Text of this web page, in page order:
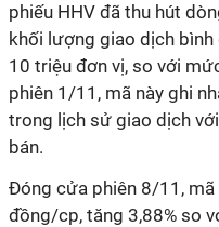
phiếu HHV đã thu hút
khối lượng giao dịch
10 triệu đơn vị, so với
phiên 1/11, mã này ghi
trong lịch sử giao dịch
bán.
Đóng cửa phiên 8/11,
đồng/cp, tăng 3,88% so